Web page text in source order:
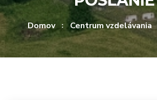
Domov Centrum vzdelávania